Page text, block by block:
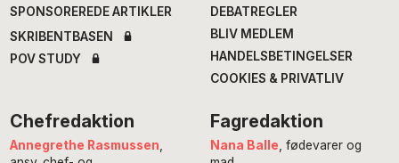
SPONSOREREDE ARTIKLER
SKRIBENTBASEN
POV STUDY
DEBATREGLER
BLIV MEDLEM
HANDELSBETINGELSER
COOKIES & PRIVATLIV
Chefredaktion
Annegrethe Rasmussen,
Fagredaktion
Nana Balle, fødevarer og